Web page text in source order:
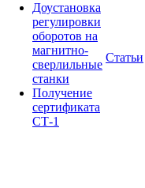
Доустановка
регулировки
оборотов на
магнитно-
сверлильные
станки
Получение
сертификата
СТ-1
Статьи